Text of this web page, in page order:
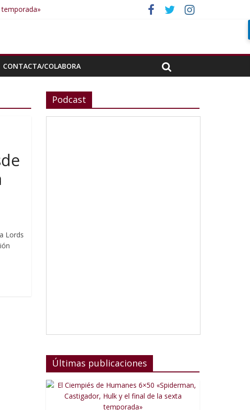
temporada»
CONTACTA/COLABORA
Lords
Podcast
Últimas publicaciones